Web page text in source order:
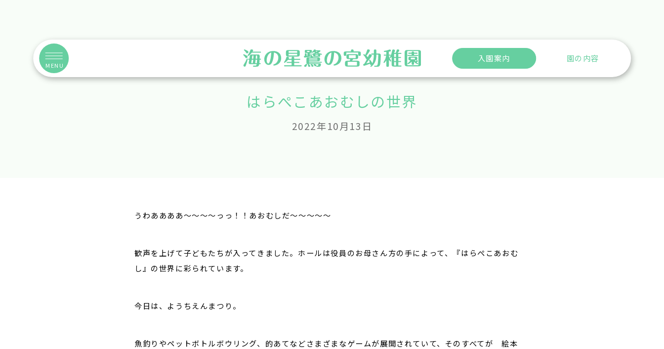
MENU
入園案内 園の内容
はらぺこあおむしの世界
2022年10月13日
うわああああ～～～～っっ！！あおむしだ～～～～～
歓声を上げて子どもたちが入ってきました。ホールは役員のお母さん方の手によって、『はらぺこあおむ
し』の世界に彩られています。
今日は、ようちえんまつり。
魚釣りやペットボトルボウリング、的あてなどさまざまなゲームが展開されていて、そのすべてが 絵本